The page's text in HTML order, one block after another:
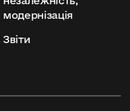
модернізація
Звіти